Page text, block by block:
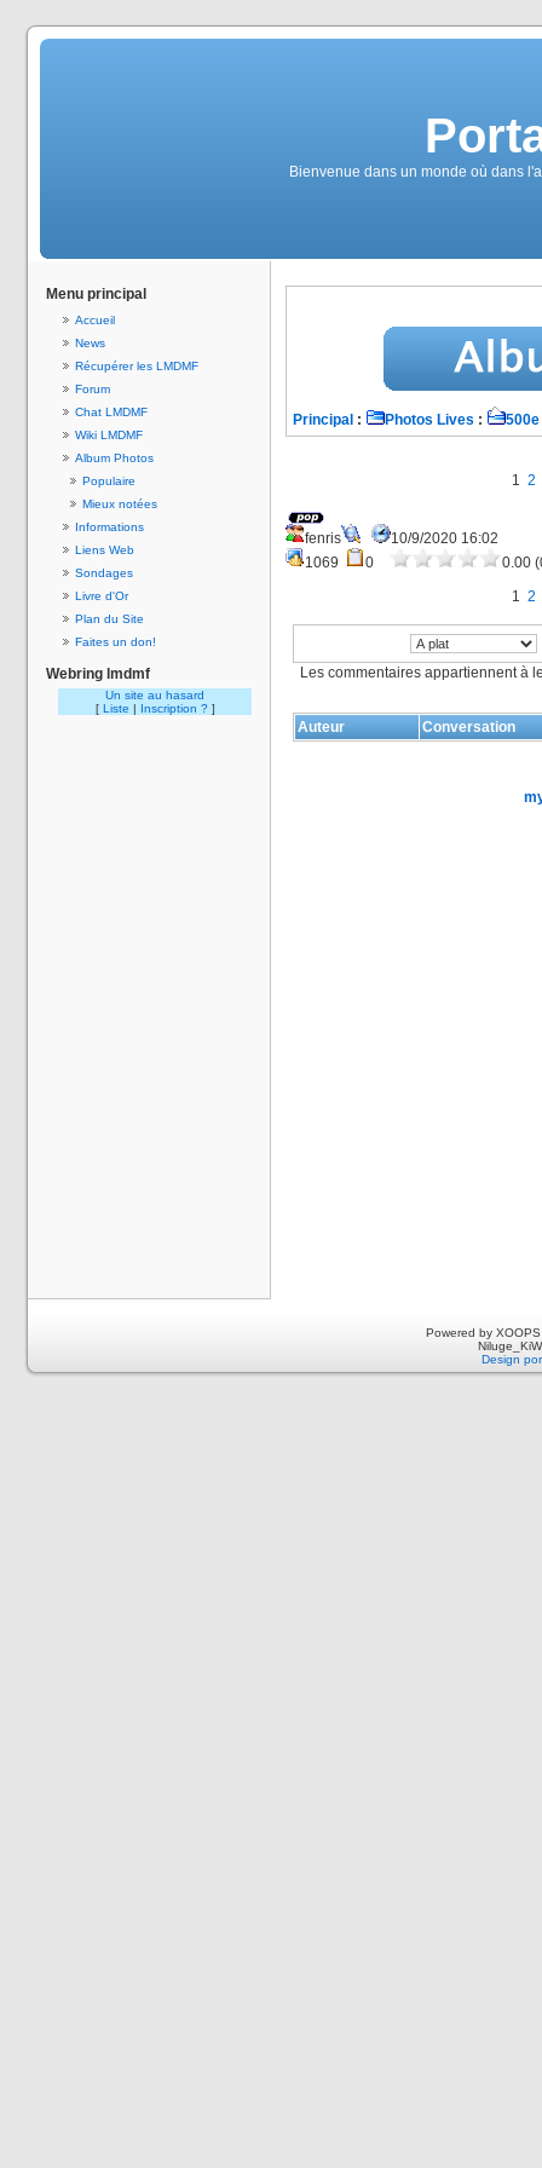
Bienvenue dans un monde où dans
Menu principal
Accueil
News
Récupérer les LMDMF
Forum
Chat LMDMF
Wiki LMDMF
Album Photos
Populaire
Mieux notées
Informations
Liens Web
Sondages
Livre d'Or
Plan du Site
Faites un don!
Webring lmdmf
Un site au hasard
[ Liste | Inscription ? ]
Principal : Photos Lives : 500e
1 2
fenris
10/9/2020 16:02
1069
0
0.00
1 2
Les commentaires appartiennent à
Auteur Conversation
Powered by
Design